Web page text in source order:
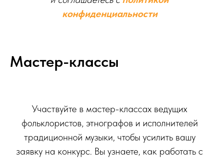
конфиденциальности
Мастер-классы
Участвуйте в мастер-классах ведущих
фольклористов, этнографов и исполнителей
традиционной музыки, чтобы усилить вашу
заявку на конкурс. Вы узнаете, как работать с